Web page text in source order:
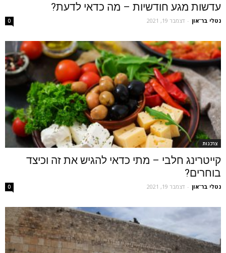
עדשות מגע חודשיות – מה כדאי לדעת?
נטלי בר־און - דצמבר 19, 2021 0
צרכנות
קייטרינג חלבי – מתי כדאי להגיש את זה וכיצד
בוחרים?
נטלי בר־און - דצמבר 19, 2021 0